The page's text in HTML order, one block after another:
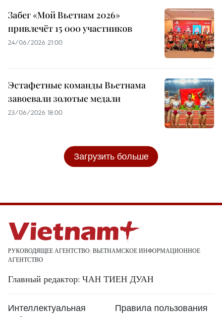
Забег «Мой Вьетнам 2026»
привлечёт 15 000 участников
24/06/2026 21:00
Эстафетные команды Вьетнама
завоевали золотые медали
23/06/2026 18:00
Загрузить больше
РУКОВОДЯЩЕЕ АГЕНТСТВО: ВЬЕТНАМСКОЕ ИНФОРМАЦИОННОЕ
АГЕНТСТВО
Главный редактор: ЧАН ТИЕН ДУАН
Интеллектуальная
Правила пользования